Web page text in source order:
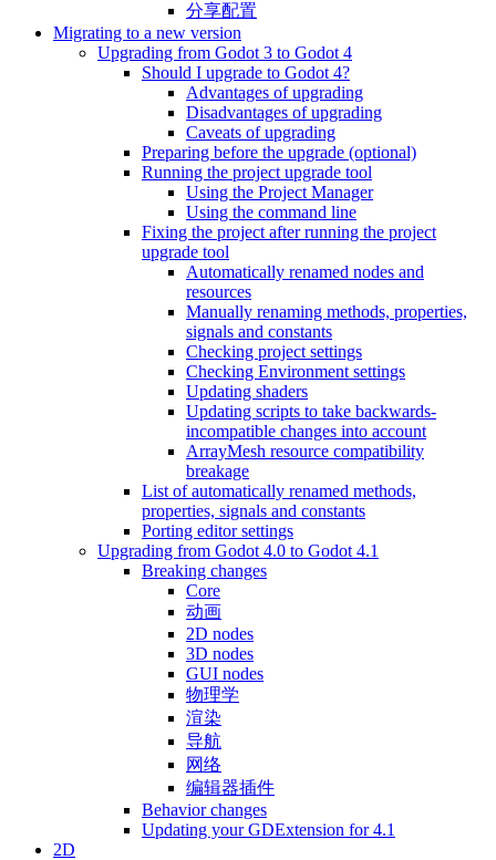
分享配置
Migrating to a new version
Upgrading from Godot 3 to Godot 4
Should I upgrade to Godot 4?
Advantages of upgrading
Disadvantages of upgrading
Caveats of upgrading
Preparing before the upgrade (optional)
Running the project upgrade tool
Using the Project Manager
Using the command line
Fixing the project after running the project
upgrade tool
Automatically renamed nodes and
resources
Manually renaming methods, properties,
signals and constants
Checking project settings
Checking Environment settings
Updating shaders
Updating scripts to take backwards-
incompatible changes into account
ArrayMesh resource compatibility
breakage
List of automatically renamed methods,
properties, signals and constants
Porting editor settings
Upgrading from Godot 4.0 to Godot 4.1
Breaking changes
Core
动画
2D nodes
3D nodes
GUI nodes
物理学
渲染
导航
网络
编辑器插件
Behavior changes
Updating your GDExtension for 4.1
2D